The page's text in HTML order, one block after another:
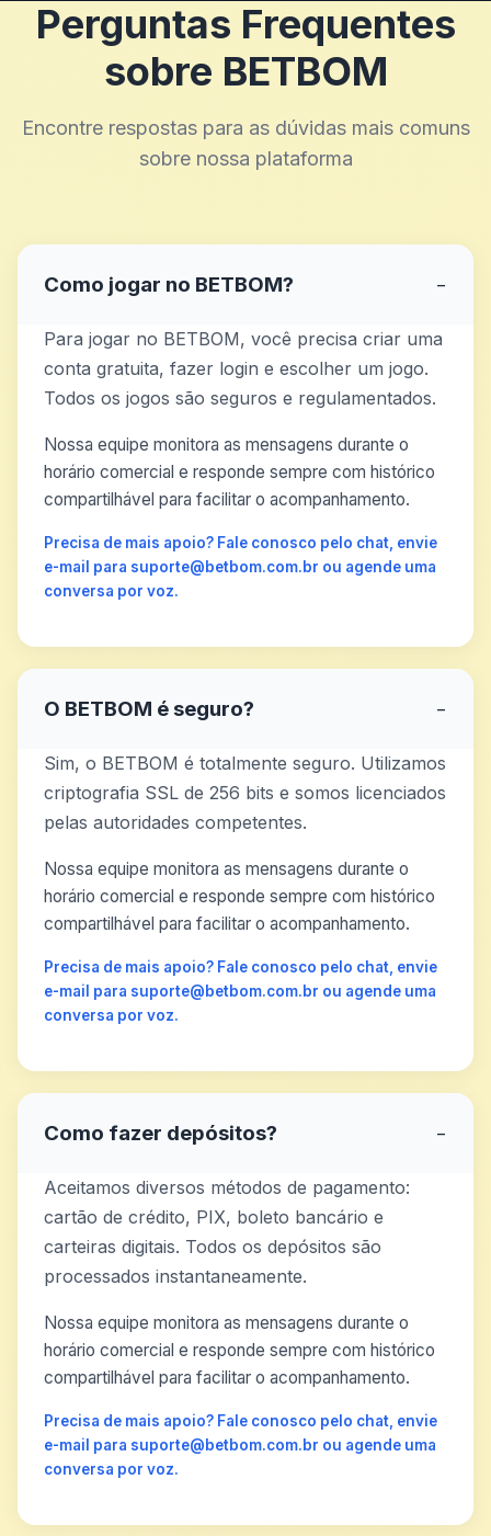
Perguntas Frequentes
sobre BETBOM
Encontre respostas para as dúvidas mais comuns
sobre nossa plataforma
Como jogar no BETBOM? −
Para jogar no BETBOM, você precisa criar uma
conta gratuita, fazer login e escolher um jogo.
Todos os jogos são seguros e regulamentados.
Nossa equipe monitora as mensagens durante o
horário comercial e responde sempre com histórico
compartilhável para facilitar o acompanhamento.
Precisa de mais apoio? Fale conosco pelo chat, envie
e-mail para suporte@betbom.com.br ou agende uma
conversa por voz.
O BETBOM é seguro? −
Sim, o BETBOM é totalmente seguro. Utilizamos
criptografia SSL de 256 bits e somos licenciados
pelas autoridades competentes.
Nossa equipe monitora as mensagens durante o
horário comercial e responde sempre com histórico
compartilhável para facilitar o acompanhamento.
Precisa de mais apoio? Fale conosco pelo chat, envie
e-mail para suporte@betbom.com.br ou agende uma
conversa por voz.
Como fazer depósitos? −
Aceitamos diversos métodos de pagamento:
cartão de crédito, PIX, boleto bancário e
carteiras digitais. Todos os depósitos são
processados instantaneamente.
Nossa equipe monitora as mensagens durante o
horário comercial e responde sempre com histórico
compartilhável para facilitar o acompanhamento.
Precisa de mais apoio? Fale conosco pelo chat, envie
e-mail para suporte@betbom.com.br ou agende uma
conversa por voz.